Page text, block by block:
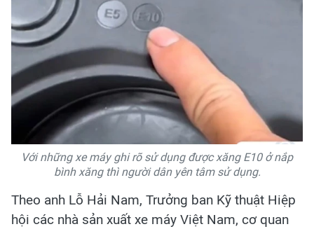
Với những xe máy ghi rõ sử dụng được xăng E10 ở nắp
bình xăng thì người dân yên tâm sử dụng.
Theo anh Lỗ Hải Nam, Trưởng ban Kỹ thuật Hiệp
hội các nhà sản xuất xe máy Việt Nam, cơ quan